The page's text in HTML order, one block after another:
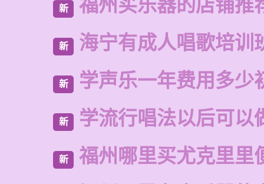
新 福州买乐器的店铺推
新 海宁有成人唱歌培训
新 学声乐一年费用多少
新 学流行唱法以后可以
新 福州哪里买尤克里里